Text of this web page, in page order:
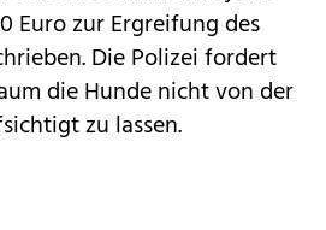
Euro zur Ergreifung des
Die Polizei fordert
die Hunde nicht von der
zu lassen.